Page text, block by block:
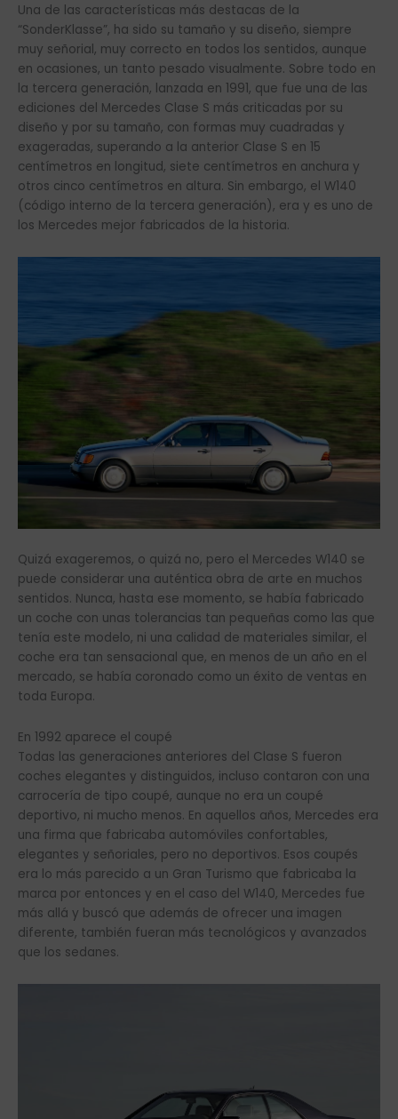
Una de las características más destacas de la
“SonderKlasse”, ha sido su tamaño y su diseño, siempre
muy señorial, muy correcto en todos los sentidos, aunque
en ocasiones, un tanto pesado visualmente. Sobre todo en
la tercera generación, lanzada en 1991, que fue una de las
ediciones del Mercedes Clase S más criticadas por su
diseño y por su tamaño, con formas muy cuadradas y
exageradas, superando a la anterior Clase S en 15
centímetros en longitud, siete centímetros en anchura y
otros cinco centímetros en altura. Sin embargo, el W140
(código interno de la tercera generación), era y es uno de
los Mercedes mejor fabricados de la historia.
Quizá exageremos, o quizá no, pero el Mercedes W140 se
puede considerar una auténtica obra de arte en muchos
sentidos. Nunca, hasta ese momento, se había fabricado
un coche con unas tolerancias tan pequeñas como las que
tenía este modelo, ni una calidad de materiales similar, el
coche era tan sensacional que, en menos de un año en el
mercado, se había coronado como un éxito de ventas en
toda Europa.
En 1992 aparece el coupé
Todas las generaciones anteriores del Clase S fueron
coches elegantes y distinguidos, incluso contaron con una
carrocería de tipo coupé, aunque no era un coupé
deportivo, ni mucho menos. En aquellos años, Mercedes era
una firma que fabricaba automóviles confortables,
elegantes y señoriales, pero no deportivos. Esos coupés
era lo más parecido a un Gran Turismo que fabricaba la
marca por entonces y en el caso del W140, Mercedes fue
más allá y buscó que además de ofrecer una imagen
diferente, también fueran más tecnológicos y avanzados
que los sedanes.